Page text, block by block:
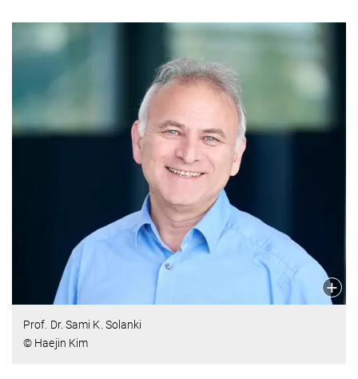
Prof. Dr. Sami K. Solanki
© Haejin Kim